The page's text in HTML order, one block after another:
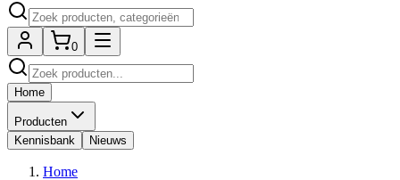
0
Home
Producten
Kennisbank
Nieuws
Home